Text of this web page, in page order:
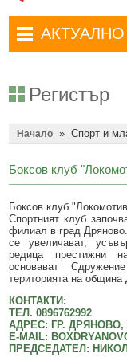
Достъп до
Антикорупция
Профил на купувача
Общ устройствен план
Общинско
Общинско
Общинска
Финанси и бюджет
Култура
Туристически
Туристически
Съобщения
Регистър
Начало »Спорт и
Боксов клуб
Боксов клуб
Спортният клуб
филиал в град
се увеличават,
редица престижни
основават
територията на община
КОНТАКТИ:
ТЕЛ. 0896762992
АДРЕС: ГР.
E-MAIL:
ПРЕДСЕДАТЕЛ:
Комплексно
АКТУАЛНО
Въвеждане на еврото
Местни избори 2023
Общинска
COVID-19
Приют за
Красиво Дряново
Новини
Обяви и съобщения